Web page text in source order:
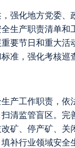
强化地方党委
生产职责清单和
要节日和重大
准，强化考核巡
产工作职责，
清监管盲区。
矿、停产矿、
补行业领域安全